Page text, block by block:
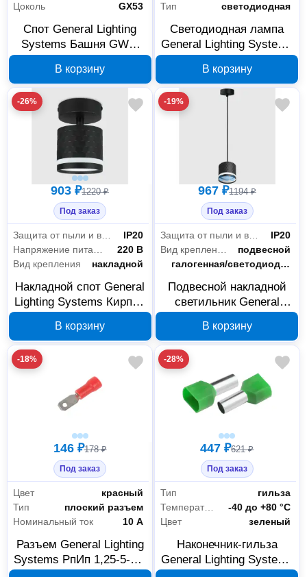
Цоколь
GX53
Спот General Lighting
Systems Башня GWL-
661745
В корзину
Тип
светодиодная
Светодиодная лампа
General Lighting Systems
680002
В корзину
-26%
903 ₽1220 ₽
Под заказ
Защита от пыли и влаги
IP20
Напряжение питания
220 В
Вид крепления
накладной
Накладной спот General
Lighting Systems Кирпич
рассеивателем 661767
В корзину
-19%
967 ₽1194 ₽
Под заказ
Защита от пыли и влаги
IP20
Вид крепления
подвесной
Тип лампы
галогенная/светодиодная
Подвесной накладной
светильник General
GX53 IP20 661776
В корзину
-18%
146 ₽178 ₽
Под заказ
Цвет
красный
Тип
плоский разъем
Номинальный ток
10 А
Разъем General Lighting
Systems РпИп 1,25-5-0,8
-28%
447 ₽621 ₽
Под заказ
Тип
гильза
Температура эксплуатации
-40 до +80 °С
Цвет
зеленый
Наконечник-гильза
General Lighting Systems